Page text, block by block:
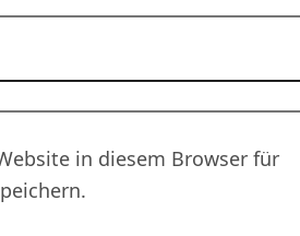
in diesem Browser für